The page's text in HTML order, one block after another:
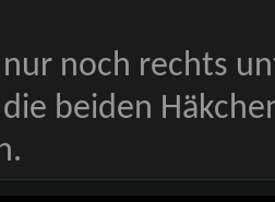
noch rechts
beiden